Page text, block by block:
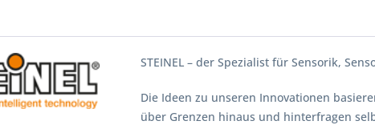
STEINEL – der Spezialist für Sensorik,
Die Ideen zu unseren Innovationen
über Grenzen hinaus und hinterfragen